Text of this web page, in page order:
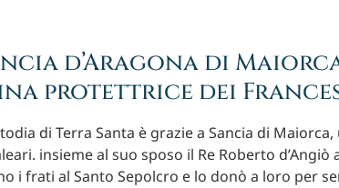
d’Aragona di
protettrice dei
di Terra Santa è grazie a Sancia di
insieme al suo sposo il Re Roberto d’Angiò
i frati al Santo Sepolcro e lo donò a loro per